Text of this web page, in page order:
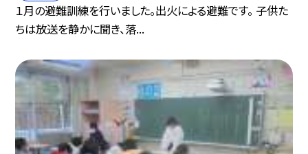
１月の避難訓練を行いました。出火による避難です。 子供た
ちは放送を静かに聞き、落...